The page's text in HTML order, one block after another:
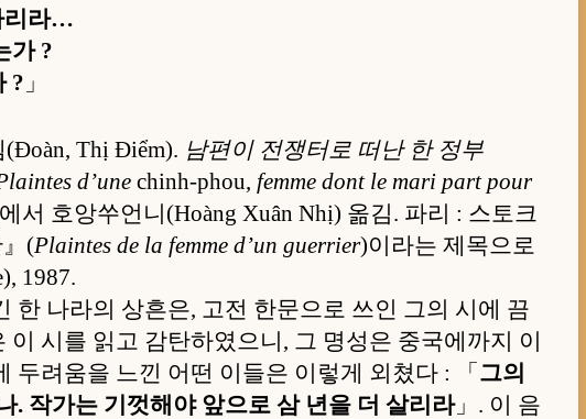
리라…
가 ?
? 」
(Đoàn, Thị Điểm). 남편이 전쟁터로 떠난 한 정부
d’une chinh-phou, femme dont le mari part pour
서 호앙쑤언니(Hoàng Xuân Nhị) 옮김. 파리 : 스토크
(Plaintes de la femme d’un guerrier)이라는 제목으로
1987.
한 나라의 상흔은, 고전 한문으로 쓰인 그의 시에 끔
시를 읽고 감탄하였으니, 그 명성은 중국에까지 이
두려움을 느낀 어떤 이들은 이렇게 외쳤다 : 「 그의
. 작가는 기껏해야 앞으로 삼 년을 더 살리라」. 이 음